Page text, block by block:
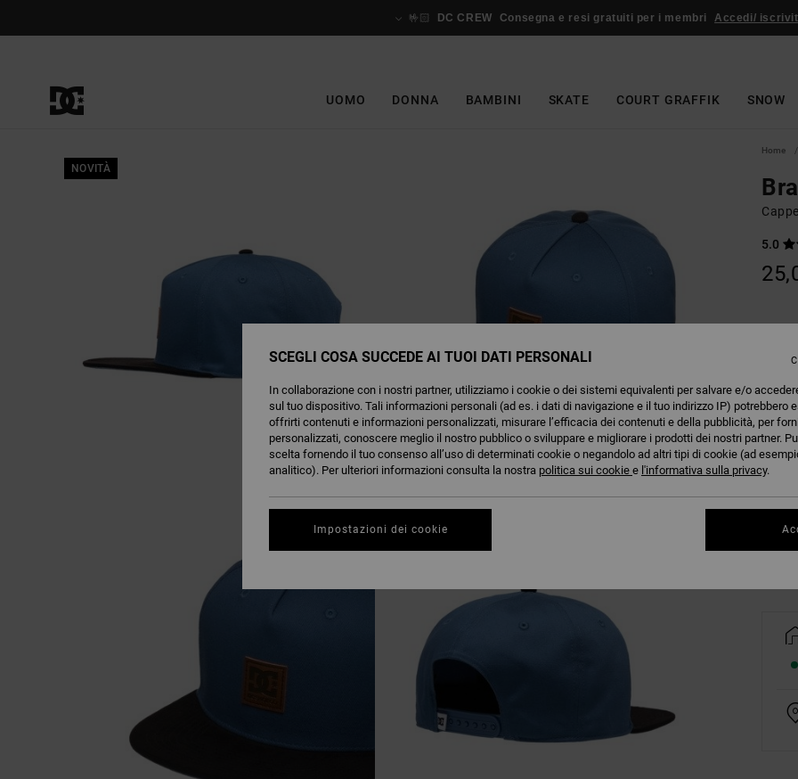
🤟🏻 DC CREW Consegna e resi gratuiti per i membri Accedi/
UOMO DONNA BAMBINI SKATE COURT GRAFFIK SNOW
NOVITÀ
Home
5.0
SCEGLI COSA SUCCEDE AI TUOI DATI PERSONALI
In collaborazione con i nostri partner, utilizziamo i cookie o dei sistemi equivalenti per salvare e/o
sul tuo dispositivo. Tali informazioni personali (ad es. i dati di navigazione e il tuo indirizzo IP) potrebbero
offrirti contenuti e informazioni personalizzati, misurare l’efficacia dei contenuti e della pubblicità, per
personalizzati, conoscere meglio il nostro pubblico o sviluppare e migliorare i prodotti dei nostri partner.
scelta fornendo il tuo consenso all’uso di determinati cookie o negandolo ad altri tipi di cookie (ad
analitico). Per ulteriori informazioni consulta la nostra politica sui cookie e l'informativa sulla privacy.
Impostazioni dei cookie